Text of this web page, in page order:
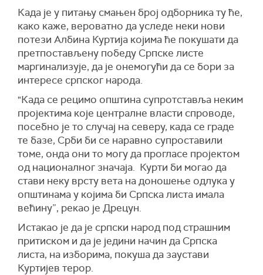
Када је у питању смањен број одборника ту ће,
како каже, вероватно да уследе неки нови
потези Албина Куртија којима ће покушати да
претпостављену победу Српске листе
маргинализује, да је онемогући да се бори за
интересе српског народа.
"Када се рецимо општина супротставља неким
пројектима које централне власти спроводе,
посебно је то случај на северу, када се граде
те базе, Срби би се наравно супроставили
томе, онда они то могу да прогласе пројектом
од националног значаја. Курти би могао да
стави неку врсту вета на доношење одлука у
општинама у којима би Српска листа имала
већину”, рекао је Дрецун.
Истакао је да је српски народ под страшним
притиском и да је једини начин да Српска
листа, на изборима, покуша да заустави
Куртијев терор.